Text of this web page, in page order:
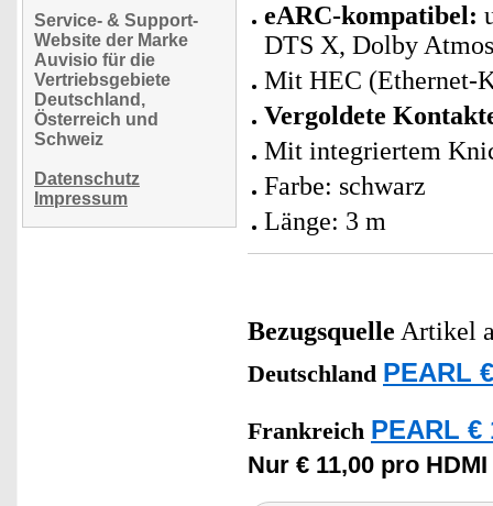
Service- & Support-
Website der Marke
Auvisio für die
Vertriebsgebiete
Deutschland,
Österreich und
Schweiz
Datenschutz
Impressum
eARC-kompatibel:
DTS X, Dolby
Mit HEC (Ethernet-
Vergoldete
Mit integriertem
Farbe: schwarz
Länge: 3 m
Bezugsquelle Artikel
Deutschland PEARL
Frankreich PEARL €
Nur € 11,00 pro